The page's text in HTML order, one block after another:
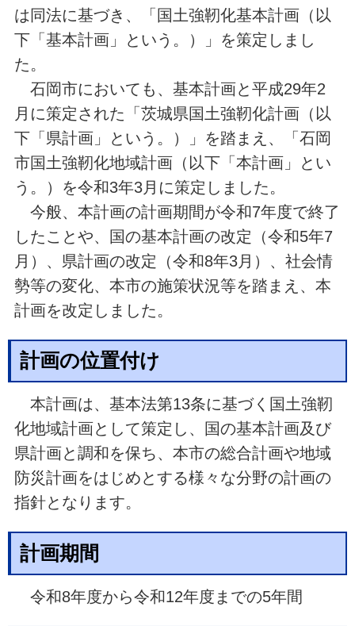
は同法に基づき、「国土強靭化基本計画（以
下「基本計画」という。）」を策定しまし
た。
石岡市においても、基本計画と平成29年2
月に策定された「茨城県国土強靭化計画（以
下「県計画」という。）」を踏まえ、「石岡
市国土強靭化地域計画（以下「本計画」とい
う。）を令和3年3月に策定しました。
今般、本計画の計画期間が令和7年度で終了
したことや、国の基本計画の改定（令和5年7
月）、県計画の改定（令和8年3月）、社会情
勢等の変化、本市の施策状況等を踏まえ、本
計画を改定しました。
計画の位置付け
本計画は、基本法第13条に基づく国土強靭
化地域計画として策定し、国の基本計画及び
県計画と調和を保ち、本市の総合計画や地域
防災計画をはじめとする様々な分野の計画の
指針となります。
計画期間
令和8年度から令和12年度までの5年間